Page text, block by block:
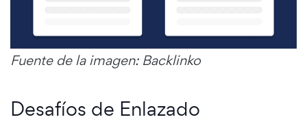
Fuente de la imagen: Backlinko
Desafíos de Enlazado